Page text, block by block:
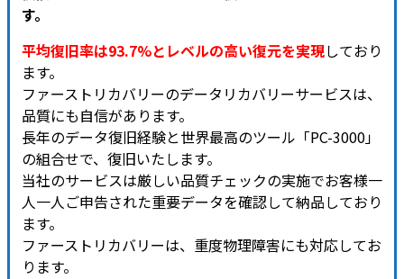
す。
平均復旧率は93.7%とレベルの高い復元を実現しており
ます。
ファーストリカバリーのデータリカバリーサービスは、
品質にも自信があります。
長年のデータ復旧経験と世界最高のツール「PC-3000」
の組合せで、復旧いたします。
当社のサービスは厳しい品質チェックの実施でお客様一
人一人ご申告された重要データを確認して納品しており
ます。
ファーストリカバリーは、重度物理障害にも対応してお
ります。